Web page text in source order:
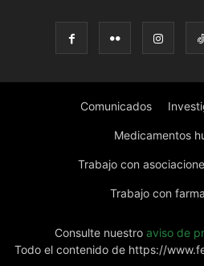
Comunicados
Medicamentos
Trabajo con
Trabajo con
Consulte nuestro aviso de
Todo el contenido de https://